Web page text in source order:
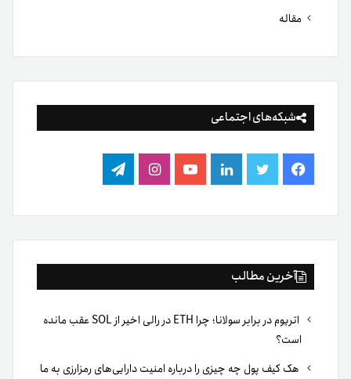
مقاله
شبکه‌های اجتماعی
فیس
بوک
توییتر لینکدینیوتیوباینستاگرام
تلگرام
آخرین مطالب
اتریوم در برابر سولانا؛ چرا ETH در رالی اخیر از SOL عقب مانده
است؟
هک کیف پول چه چیزی را درباره امنیت دارایی‌های رمزارزی به ما